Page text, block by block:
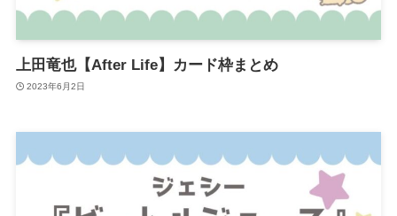
上田竜也【After Life】カード枠まとめ
2023年6月2日